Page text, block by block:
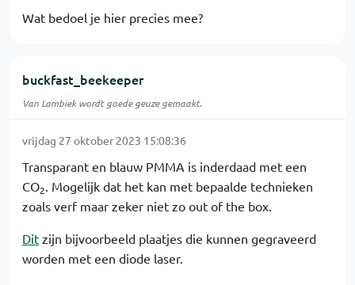
Wat bedoel je hier precies mee?
buckfast_beekeeper
Van Lambiek wordt goede geuze gemaakt.
vrijdag 27 oktober 2023 15:08:36
Transparant en blauw PMMA is inderdaad met een
CO2. Mogelijk dat het kan met bepaalde technieken
zoals verf maar zeker niet zo out of the box.
Dit zijn bijvoorbeeld plaatjes die kunnen gegraveerd
worden met een diode laser.